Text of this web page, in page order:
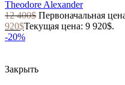
Theodore Alexander
12 400$ Первоначальная
920$Текущая цена: 9 920$.
-20%
Закрыть